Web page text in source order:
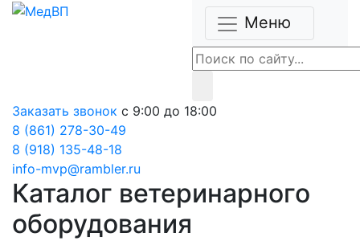
Меню
Заказать звонок с 9:00 до 18:00
8 (861) 278-30-49
8 (918) 135-48-18
info-mvp@rambler.ru
Каталог ветеринарного
оборудования